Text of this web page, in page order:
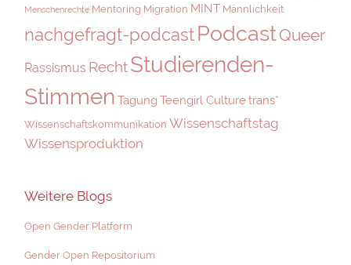
Menschenrechte Mentoring Migration MINT Männlichkeit
nachgefragt-podcastPodcastQueer
Rassismus RechtStudierenden-
Stimmen Tagung Teengirl Culturetrans*
Wissenschaftskommunikation Wissenschaftstag
Wissensproduktion
Weitere Blogs
Open Gender Platform
Gender Open Repositorium